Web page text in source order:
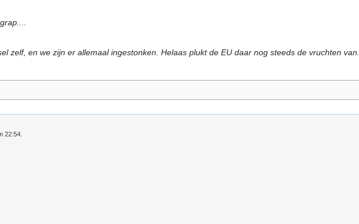
zelf, en we zijn er allemaal ingestonken. Helaas plukt de EU daar nog steeds de vruchten van.
22:54.